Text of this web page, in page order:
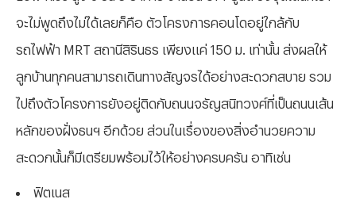
จะไม่พูดถึงไม่ได้เลยก็คือ ตัวโครงการคอนโดอยู่ใกล้กับ
รถไฟฟ้า MRT สถานีสิรินธร เพียงแค่ 150 ม. เท่านั้น ส่งผลให้
ลูกบ้านทุกคนสามารถเดินทางสัญจรได้อย่างสะดวกสบาย รวม
ไปถึงตัวโครงการยังอยู่ติดกับถนนจรัญสนิทวงศ์ที่เป็นถนนเส้น
หลักของฝั่งธนฯ อีกด้วย ส่วนในเรื่องของสิ่งอำนวยความ
สะดวกนั้นก็มีเตรียมพร้อมไว้ให้อย่างครบครัน อาทิเช่น
ฟิตเนส